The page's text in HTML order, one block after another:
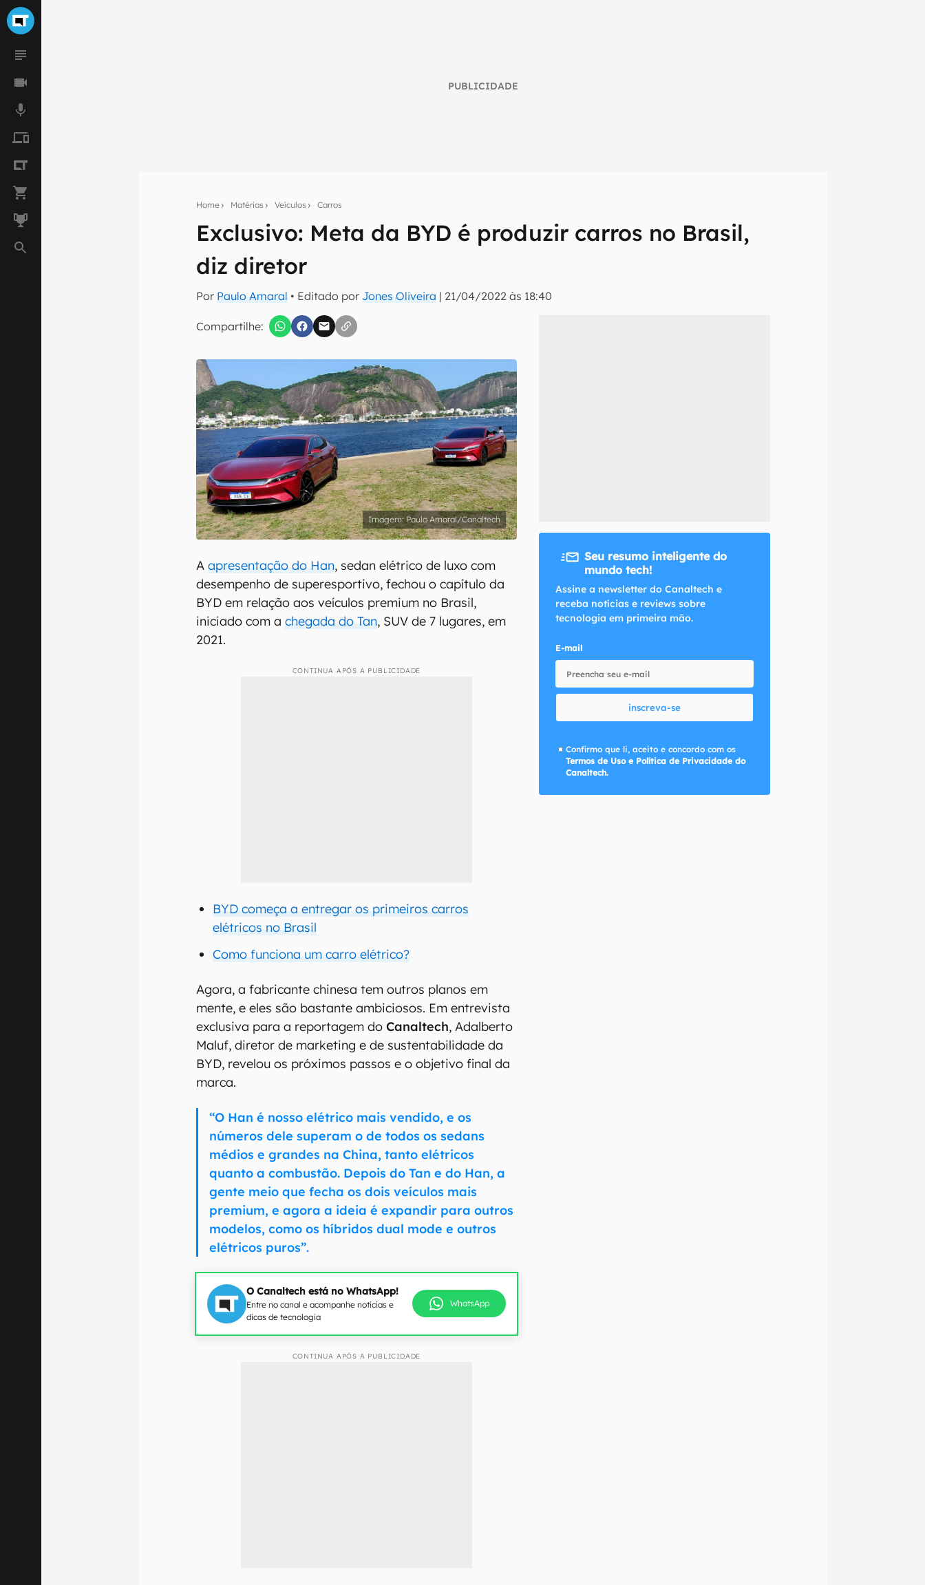
PUBLICIDADE
Home Matérias Veículos Carros
Exclusivo: Meta da BYD é produzir carros no Brasil,
diz diretor
Por Paulo Amaral • Editado por Jones Oliveira | 21/04/2022 às 18:40
Compartilhe:
Assine a newsletter do Canaltech e receba notícias e reviews sobre tecnologia em primeira
inscreva-se
Confirmo que li, aceito e concordo com os Termos de Uso e Política de Privacidade do Canaltech.
Paulo Amaral/Canaltech
Aapresentação do Han, sedan elétrico de luxo com
desempenho de superesportivo, fechou o capítulo da
BYD em relação aos veículos premium no Brasil,
iniciado com achegada do Tan, SUV de 7 lugares, em
2021.
CONTINUA APÓS A PUBLICIDADE
BYD começa a entregar os primeiros carros
elétricos no Brasil
Como funciona um carro elétrico?
Agora, a fabricante chinesa tem outros planos em
mente, e eles são bastante ambiciosos. Em entrevista
exclusiva para a reportagem doCanaltech, Adalberto
Maluf, diretor de marketing e de sustentabilidade da
BYD, revelou os próximos passos e o objetivo final da
marca.
“O Han é nosso elétrico mais vendido, e os
números dele superam o de todos os sedans
médios e grandes na China, tanto elétricos
quanto a combustão. Depois do Tan e do Han, a
gente meio que fecha os dois veículos mais
premium, e agora a ideia é expandir para outros
modelos, como os híbridos dual mode e outros
elétricos puros”.
O Canaltech está no WhatsApp!
Entre no canal e acompanhe notícias e
dicas de tecnologia
WhatsApp
CONTINUA APÓS A PUBLICIDADE
Seu resumo inteligente do
mundo tech!
Assine a newsletter do Canaltech e
receba notícias e reviews sobre
tecnologia em primeira mão.
E-mail
inscreva-se
Confirmo que li, aceito e concordo com os
Termos de Uso e Política de Privacidade do
Canaltech.